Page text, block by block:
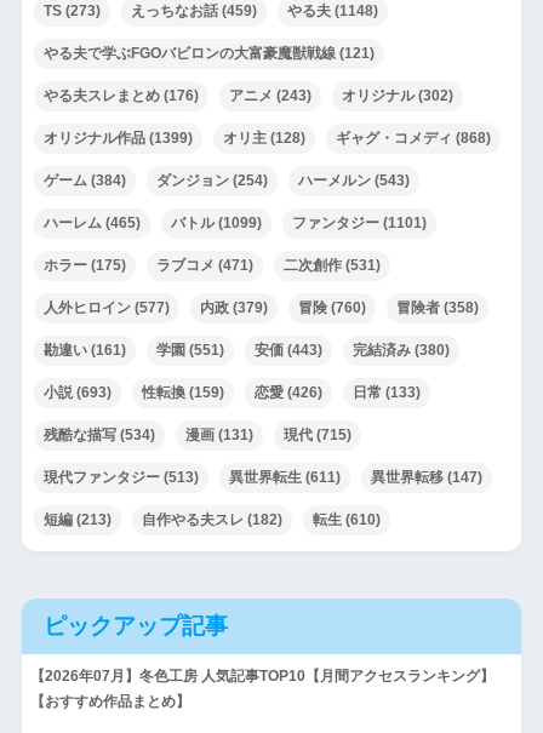
TS(273) えっちなお話(459) やる夫(1148)
やる夫で学ぶFGOバビロンの大富豪魔獣戦線(121)
やる夫スレまとめ(176) アニメ (243) オリジナル(302)
オリジナル作品(1399) オリ主(128) ギャグ・コメディ (868)
ゲーム (384) ダンジョン(254) ハーメルン(543)
ハーレム (465) バトル(1099) ファンタジー(1101)
ホラー(175) ラブコメ (471) 二次創作(531)
人外ヒロイン(577) 内政(379) 冒険(760) 冒険者(358)
勘違い(161) 学園 (551) 安価(443) 完結済み(380)
小説(693) 性転換(159) 恋愛(426) 日常 (133)
残酷な描写(534) 漫画(131) 現代(715)
現代ファンタジー(513) 異世界転生(611) 異世界転移(147)
短編(213) 自作やる夫スレ (182) 転生(610)
ピックアップ記事
【2026年07月】冬色工房 人気記事TOP10【月間アクセスランキング】
【おすすめ作品まとめ】